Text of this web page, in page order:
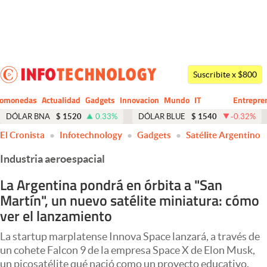
Dólar
Economía y Política
Finanzas y Mercados
Mercados Online
Negocios
Columnistas
Apertura
Suscribite x $800
Actualidad Gadgets Innovacion Mundo
CIO
IT
Business
DÓLAR BNA $ 1520 0.33% DÓLAR BLUE $ 1540 -0.32%
El Cronista Infotechnology Gadgets Satélite Argentino
Industria aeroespacial
La Argentina pondrá en órbita a "San
Martín", un nuevo satélite miniatura: cómo
ver el lanzamiento
La startup marplatense Innova Space lanzará, a través de
un cohete Falcon 9 de la empresa Space X de Elon Musk,
un picosatélite qué nació como un proyecto educativo.